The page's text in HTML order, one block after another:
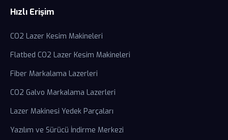
Hızlı Erişim
CO2 Lazer Kesim Makineleri
Flatbed CO2 Lazer Kesim Makineleri
Fiber Markalama Lazerleri
CO2 Galvo Markalama Lazerleri
Lazer Makinesi Yedek Parçaları
Yazılım ve Sürücü İndirme Merkezi